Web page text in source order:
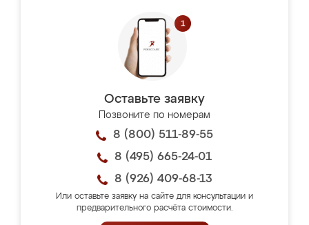
Оставьте заявку
Позвоните по номерам
8 (800) 511-89-55
8 (495) 665-24-01
8 (926) 409-68-13
Или оставьте заявку на сайте для консультации и
предварительного расчёта стоимости.